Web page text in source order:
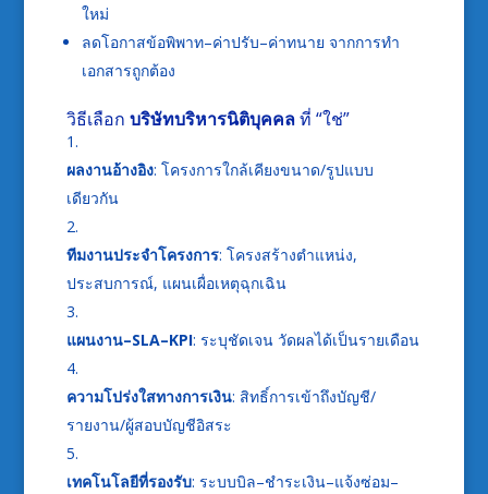
ใหม่
ลดโอกาสข้อพิพาท–ค่าปรับ–ค่าทนาย จากการทำ
เอกสารถูกต้อง
วิธีเลือก บริษัทบริหารนิติบุคคลที่ “ใช่”
ผลงานอ้างอิง: โครงการใกล้เคียงขนาด/รูปแบบ
เดียวกัน
ทีมงานประจำโครงการ: โครงสร้างตำแหน่ง,
ประสบการณ์, แผนเผื่อเหตุฉุกเฉิน
แผนงาน–SLA–KPI: ระบุชัดเจน วัดผลได้เป็นรายเดือน
ความโปร่งใสทางการเงิน: สิทธิ์การเข้าถึงบัญชี/
รายงาน/ผู้สอบบัญชีอิสระ
เทคโนโลยีที่รองรับ: ระบบบิล–ชำระเงิน–แจ้งซ่อม–